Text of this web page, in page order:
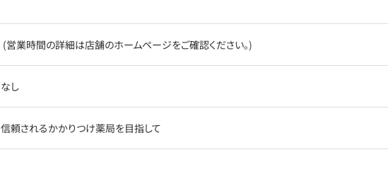
(営業時間の詳細は店舗のホームページをご確認ください。)
なし
信頼されるかかりつけ薬局を目指して